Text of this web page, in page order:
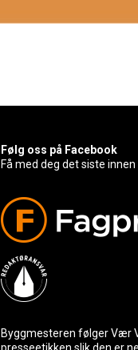
Følg oss på Facebook
Få med deg det siste
Byggmesteren følger Vær